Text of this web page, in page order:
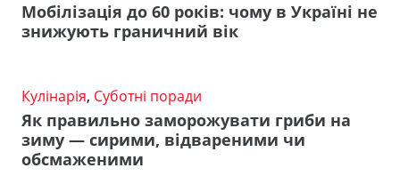
Мобілізація до 60 років: чому в Україні не
знижують граничний вік
Кулінарія, Суботні поради
Як правильно заморожувати гриби на
зиму — сирими, відвареними чи
обсмаженими